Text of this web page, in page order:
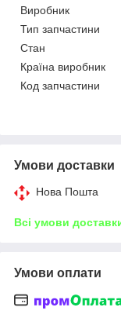
Виробник
Тип запчастини
Стан
Країна виробник
Код запчастини
Умови доставки
Нова Пошта
Всі умови
Умови оплати